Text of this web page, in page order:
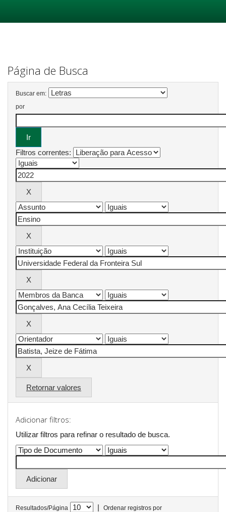
Página de Busca
Buscar em:
por
Filtros correntes:
Retornar valores
Adicionar filtros:
Utilizar filtros para refinar o resultado de busca.
Resultados/Página |
Ordenar registros por